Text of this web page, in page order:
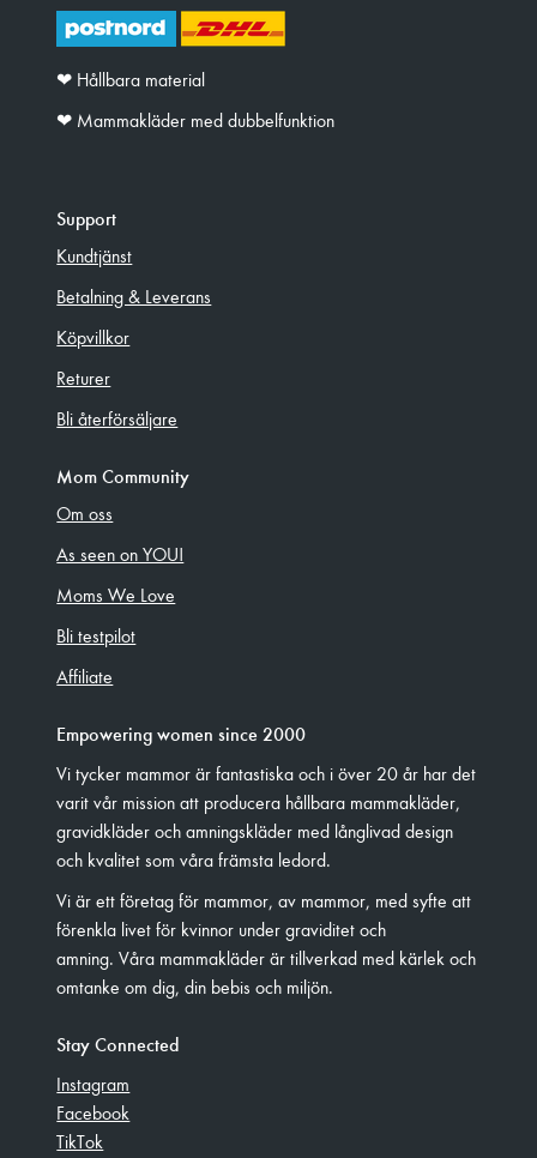
❤︎ Hållbara material
❤︎ Mammakläder med dubbelfunktion
Support
Kundtjänst
Betalning & Leverans
Köpvillkor
Returer
Bli återförsäljare
Mom Community
Om oss
As seen on YOU!
Moms We Love
Bli testpilot
Affiliate
Empowering women since 2000
Vi tycker mammor är fantastiska och i över 20 år har det
varit vår mission att producera hållbara mammakläder,
gravidkläder och amningskläder med långlivad design
och kvalitet som våra främsta ledord.
Vi är ett företag för mammor, av mammor, med syfte att
förenkla livet för kvinnor under graviditet och
amning. Våra mammakläder är tillverkad med kärlek och
omtanke om dig, din bebis och miljön.
Stay Connected
Instagram
Facebook
TikTok